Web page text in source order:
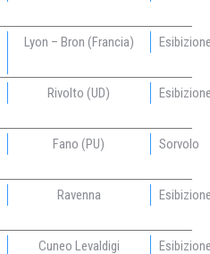
Lyon – Bron (Francia)
Rivolto (UD)
Fano (PU) Sorvolo
Ravenna
Cuneo Levaldigi